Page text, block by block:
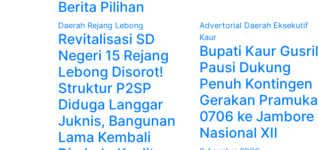
Berita Pilihan
Daerah Rejang Lebong
Revitalisasi SD
Negeri 15 Rejang
Lebong Disorot!
Struktur P2SP
Diduga Langgar
Juknis, Bangunan
Lama Kembali
Advertorial Daerah Eksekutif
Kaur
Bupati Kaur Gusril
Pausi Dukung
Penuh Kontingen
Gerakan Pramuka
0706 ke Jambore
Nasional XII